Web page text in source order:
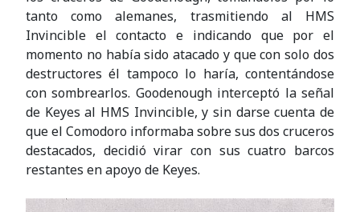
tanto como alemanes, trasmitiendo al HMS
Invincible el contacto e indicando que por el
momento no había sido atacado y que con solo dos
destructores él tampoco lo haría, contentándose
con sombrearlos. Goodenough interceptó la señal
de Keyes al HMS Invincible, y sin darse cuenta de
que el Comodoro informaba sobre sus dos cruceros
destacados, decidió virar con sus cuatro barcos
restantes en apoyo de Keyes.